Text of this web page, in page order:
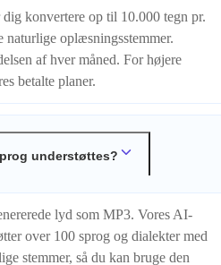
dig konvertere op til 10.000 tegn pr.
naturlige oplæsningsstemmer.
af hver måned. For højere
betalte planer.
understøttes?
lyd som MP3. Vores AI-
over 100 sprog og dialekter med
stemmer, så du kan bruge den